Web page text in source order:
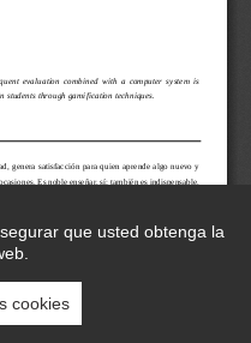
que usted obtenga la
cookies